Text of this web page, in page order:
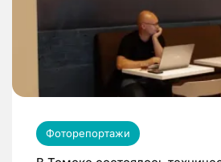
Фоторепортажи